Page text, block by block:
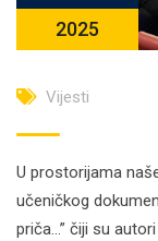
2025
Vijesti
U prostorijama
učeničkog
priča…” čiji su